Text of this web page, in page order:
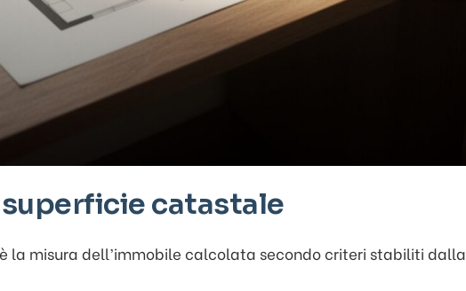
superficie catastale
la misura dell’immobile calcolata secondo criteri stabiliti dalla